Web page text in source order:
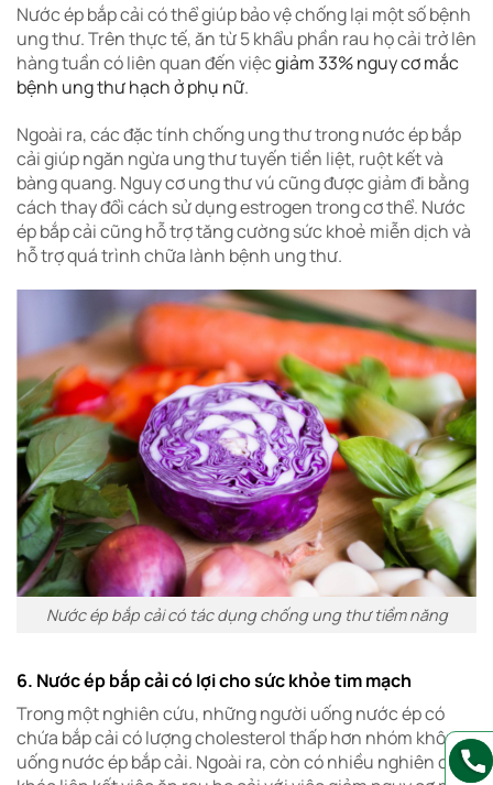
Nước ép bắp cải có thể giúp bảo vệ chống lại một số bệnh
ung thư. Trên thực tế, ăn từ 5 khẩu phần rau họ cải trở lên
hàng tuần có liên quan đến việcgiảm 33% nguy cơ mắc
bệnh ung thư hạch ở phụ nữ.
Ngoài ra, các đặc tính chống ung thư trong nước ép bắp
cải giúp ngăn ngừa ung thư tuyến tiền liệt, ruột kết và
bàng quang. Nguy cơ ung thư vú cũng được giảm đi bằng
cách thay đổi cách sử dụng estrogen trong cơ thể. Nước
ép bắp cải cũng hỗ trợ tăng cường sức khoẻ miễn dịch và
hỗ trợ quá trình chữa lành bệnh ung thư.
Nước ép bắp cải có tác dụng chống ung thư tiềm năng
6. Nước ép bắp cải có lợi cho sức khỏe tim mạch
Trong một nghiên cứu, những người uống nước ép có
chứa bắp cải có lượng cholesterol thấp hơn nhóm không
uống nước ép bắp cải. Ngoài ra, còn có nhiều nghiên cứu